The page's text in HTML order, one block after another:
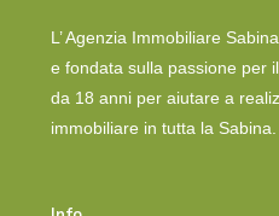
L’ Agenzia Immobiliare
e fondata sulla passione per
da 18 anni per aiutare a
immobiliare in tutta la Sabina.